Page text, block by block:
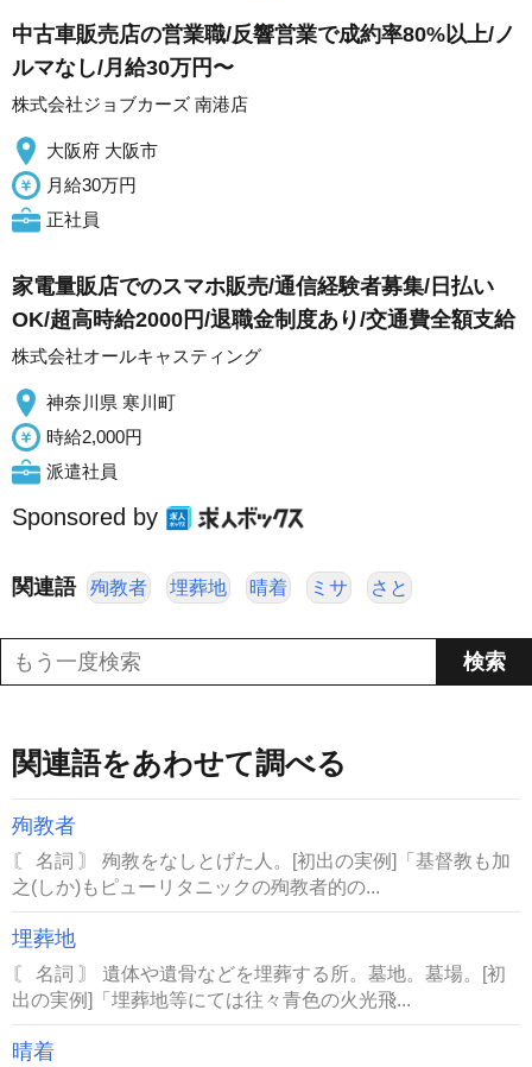
中古車販売店の営業職/反響営業で成約率80%以上/ノ
ルマなし/月給30万円〜
株式会社ジョブカーズ 南港店
大阪府 大阪市
月給30万円
正社員
家電量販店でのスマホ販売/通信経験者募集/日払い
OK/超高時給2000円/退職金制度あり/交通費全額支給
株式会社オールキャスティング
神奈川県 寒川町
時給2,000円
派遣社員
Sponsored by
関連語 殉教者 埋葬地 晴着 ミサ さと
関連語をあわせて調べる
殉教者
〘 名詞 〙 殉教をなしとげた人。[初出の実例]「基督教も加
之(しか)もピューリタニックの殉教者的の...
埋葬地
〘 名詞 〙 遺体や遺骨などを埋葬する所。墓地。墓場。[初
出の実例]「埋葬地等にては往々青色の火光飛...
晴着